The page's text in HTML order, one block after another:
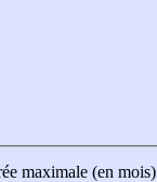
maximale (en mois)